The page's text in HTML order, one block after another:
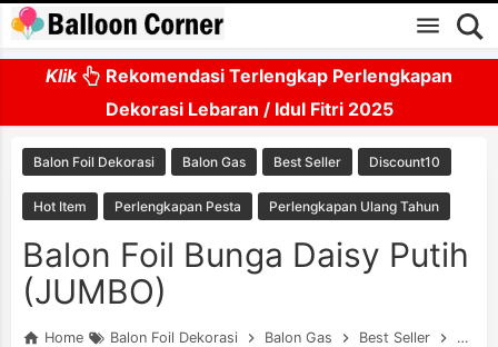
Skip to main content
Klik
Rekomendasi Terlengkap Perlengkapan
Dekorasi Lebaran / Idul Fitri 2025
Balon Foil Dekorasi Balon Gas Best Seller Discount10
Hot Item Perlengkapan Pesta Perlengkapan Ulang Tahun
Balon Foil Bunga Daisy Putih
(JUMBO)
Home Balon Foil Dekorasi Balon Gas Best Seller